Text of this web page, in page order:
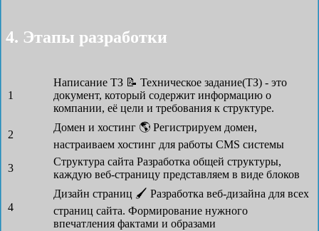
4. Этапы разработки
1
Написание ТЗ 📝 Техническое задание(ТЗ) - это
документ, который содержит информацию о
компании, её цели и требования к структуре.
2
Домен и хостинг 🌎 Регистрируем домен,
настраиваем хостинг для работы CMS системы
3
Структура сайта Разработка общей структуры,
каждую веб-страницу представляем в виде блоков
4
Дизайн страниц 🖌 Разработка веб-дизайна для всех
страниц сайта. Формирование нужного
впечатления фактами и образами